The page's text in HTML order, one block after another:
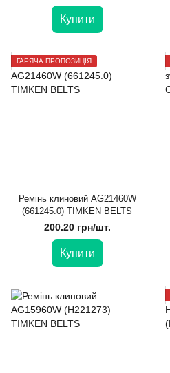
Купити
ГАРЯЧА ПРОПОЗИЦІЯ
Ремінь клиновий AG21460W
(661245.0) TIMKEN BELTS
200.20 грн/шт.
Купити